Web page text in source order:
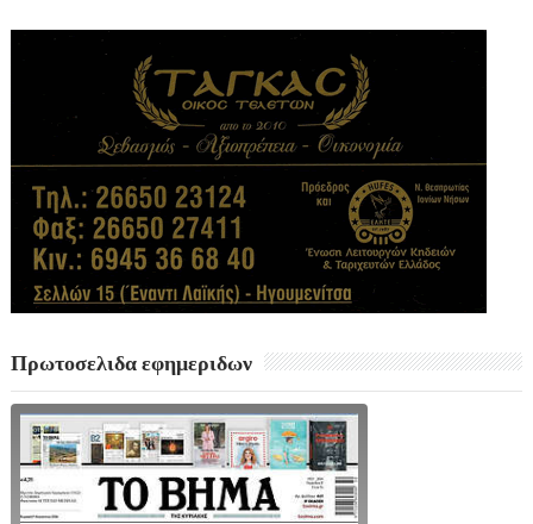
Πρωτοσελιδα εφημεριδων